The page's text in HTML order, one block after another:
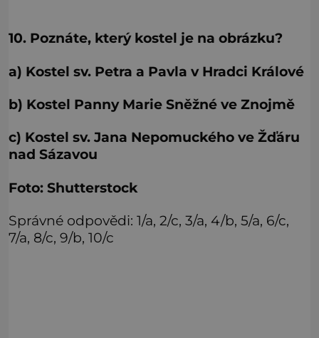
10. Poznáte, který kostel je na obrázku?
a) Kostel sv. Petra a Pavla v Hradci Králové
b) Kostel Panny Marie Sněžné ve Znojmě
c) Kostel sv. Jana Nepomuckého ve Žďáru
nad Sázavou
Foto: Shutterstock
Správné odpovědi: 1/a, 2/c, 3/a, 4/b, 5/a, 6/c,
7/a, 8/c, 9/b, 10/c